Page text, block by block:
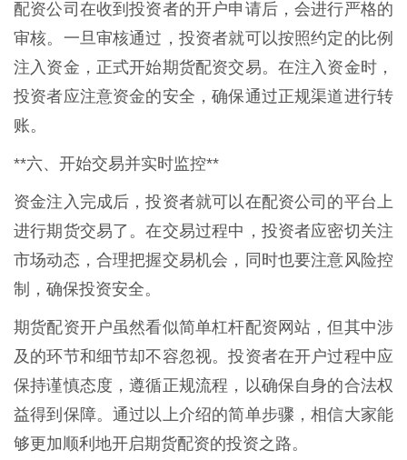
配资公司在收到投资者的开户申请后，会进行严格的
审核。一旦审核通过，投资者就可以按照约定的比例
注入资金，正式开始期货配资交易。在注入资金时，
投资者应注意资金的安全，确保通过正规渠道进行转
账。
**六、开始交易并实时监控**
资金注入完成后，投资者就可以在配资公司的平台上
进行期货交易了。在交易过程中，投资者应密切关注
市场动态，合理把握交易机会，同时也要注意风险控
制，确保投资安全。
期货配资开户虽然看似简单杠杆配资网站，但其中涉
及的环节和细节却不容忽视。投资者在开户过程中应
保持谨慎态度，遵循正规流程，以确保自身的合法权
益得到保障。通过以上介绍的简单步骤，相信大家能
够更加顺利地开启期货配资的投资之路。